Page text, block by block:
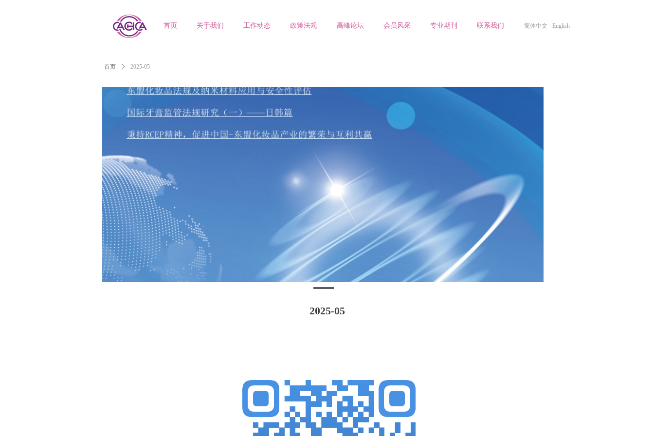
首页 关于我们 工作动态 政策法规 高峰论坛 会员风采 专业期刊 联系我们 简体中文 English
首页 ꄲ 2025-05
2025-05